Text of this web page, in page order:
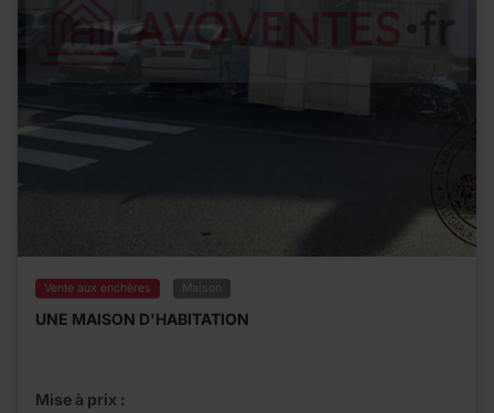
Vente aux enchères Maison
UNE MAISON D'HABITATION
Mise à prix :